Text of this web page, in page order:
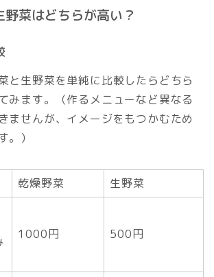
菜はどちらが高い？
と生野菜を単純に比較したらどちら
みます。（作るメニューなど異なる
ませんが、イメージをもつかむため
。）
乾燥野菜
生野菜
1000円 500円